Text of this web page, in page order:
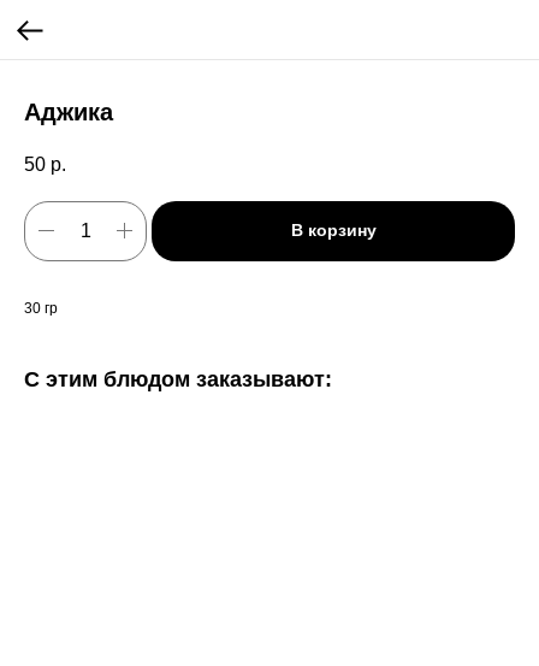
Аджика
50 р.
В корзину
30 гр
С этим блюдом заказывают: